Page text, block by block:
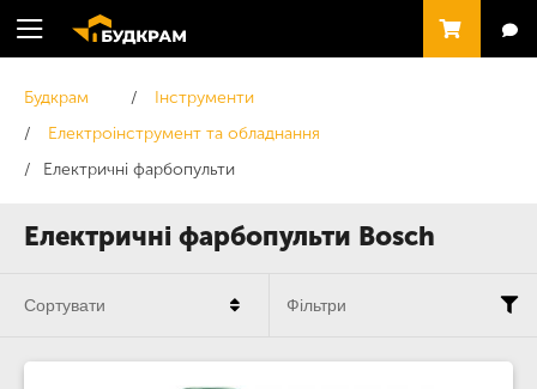
Електричні фарбопульти Bosch
Будкрам
Інструменти
Електроінструмент та обладнання
Електричні фарбопульти
Сортувати Фільтри